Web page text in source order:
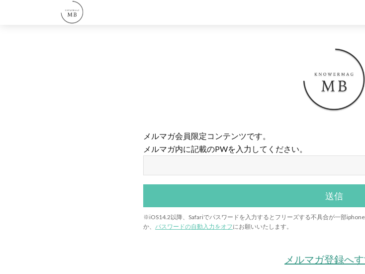
メルマガ会員限定コンテンツです。
メルマガ内に記載のPWを入力してください。
※iOS14.2以降、Safariでパスワードを入力するとフリーズする不具合が一部
か、 パスワードの自動入力をオフにお願いいたします。
メルマガ登録へ